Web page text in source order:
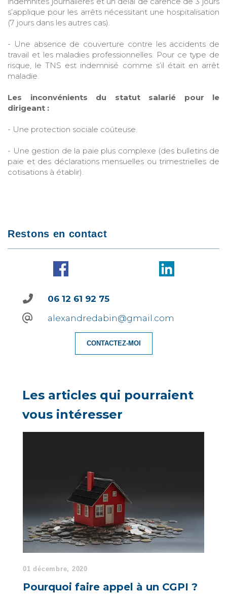
s’applique pour les arrêts nécessitant une hospitalisation
(7 jours dans les autres cas).
- Une absence de couverture contre les accidents de
travail et les maladies professionnelles. Pour ce type de
risque, le TNS est indemnisé comme s’il était en arrêt
maladie.
Les inconvénients du statut salarié pour le
dirigeant :
- Une protection sociale coûteuse.
- Une gestion de la paie plus complexe (des bulletins de
paie et des déclarations mensuelles ou trimestrielles de
cotisations à établir).
Restons en contact
06 12 61 92 75
alexandredabin@gmail.com
CONTACTEZ-MOI
Les articles qui pourraient
vous intéresser
01 décembre, 2020
Pourquoi faire appel à un CGPI ?